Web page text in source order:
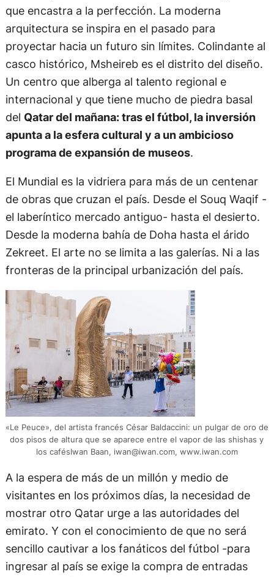
que encastra a la perfección. La moderna
arquitectura se inspira en el pasado para
proyectar hacia un futuro sin límites. Colindante al
casco histórico, Msheireb es el distrito del diseño.
Un centro que alberga al talento regional e
internacional y que tiene mucho de piedra basal
del Qatar del mañana: tras el fútbol, la inversión
apunta a la esfera cultural y a un ambicioso
programa de expansión de museos.
El Mundial es la vidriera para más de un centenar
de obras que cruzan el país. Desde el Souq Waqif -
el laberíntico mercado antiguo- hasta el desierto.
Desde la moderna bahía de Doha hasta el árido
Zekreet. El arte no se limita a las galerías. Ni a las
fronteras de la principal urbanización del país.
«Le Peuce», del artista francés César Baldaccini: un pulgar de oro de
dos pisos de altura que se aparece entre el vapor de las shishas y
los cafésIwan Baan, iwan@iwan.com, www.iwan.com
A la espera de más de un millón y medio de
visitantes en los próximos días, la necesidad de
mostrar otro Qatar urge a las autoridades del
emirato. Y con el conocimiento de que no será
sencillo cautivar a los fanáticos del fútbol -para
ingresar al país se exige la compra de entradas